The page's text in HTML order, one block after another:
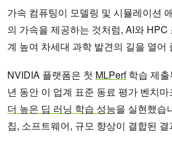
가속 컴퓨팅이 모델링 및 시뮬레이션
의 가속을 제공하는 것처럼, AI와 HPC
계 높여 차세대 과학 발견의 길을 열어
NVIDIA 플랫폼은 첫 MLPerf학습 제출
년 동안 이 업계 표준 동료 평가 벤치
더 높은 딥 러닝 학습 성능을 실현했습
칩, 소프트웨어, 규모 향상이 결합된 결